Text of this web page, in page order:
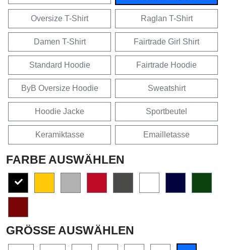
Oversize T-Shirt Raglan T-Shirt
Damen T-Shirt Fairtrade Girl Shirt
Standard Hoodie Fairtrade Hoodie
ByB Oversize Hoodie Sweatshirt
Hoodie Jacke Sportbeutel
Keramiktasse Emailletasse
FARBE AUSWÄHLEN
GRÖSSE AUSWÄHLEN